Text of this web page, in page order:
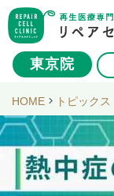
東京院
HOME トピックス